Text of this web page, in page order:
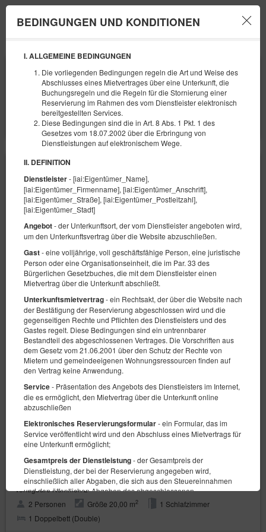
BEDINGUNGEN UND KONDITIONEN
I. ALLGEMEINE BEDINGUNGEN
Die vorliegenden Bedingungen regeln die Art und Weise des
Abschlusses eines Mietvertrages über eine Unterkunft, die
Buchungsregeln und die Regeln für die Stornierung einer
Reservierung im Rahmen des vom Dienstleister elektronisch
bereitgestellten Services.
Diese Bedingungen sind die in Art. 8 Abs. 1 Pkt. 1 des
Gesetzes vom 18.07.2002 über die Erbringung von
Dienstleistungen auf elektronischem Wege.
II. DEFINITION
Dienstleister- [iai:Eigentümer_Name],
[iai:Eigentümer_Firmenname], [iai:Eigentümer_Anschrift],
[iai:Eigentümer_Straße], [iai:Eigentümer_Postleitzahl],
[iai:Eigentümer_Stadt]
Angebot- der Unterkunftsort, der vom Dienstleister angeboten wird,
um den Unterkunftsvertrag über die Website abzuschließen.
Gast- eine volljährige, voll geschäftsfähige Person, eine juristische
Person oder eine Organisationseinheit, die im Par. 33 des
Bürgerlichen Gesetzbuches, die mit dem Dienstleister einen
Mietvertrag über die Unterkunft abschließt.
Unterkunftsmietvertrag- ein Rechtsakt, der über die Website nach
der Bestätigung der Reservierung abgeschlossen wird und die
gegenseitigen Rechte und Pflichten des Dienstleisters und des
Gastes regelt. Diese Bedingungen sind ein untrennbarer
Bestandteil des abgeschlossenen Vertrages. Die Vorschriften aus
dem Gesetz vom 21.06.2001 über den Schutz der Rechte von
Mietern und gemeindeeigenen Wohnungsressourcen finden auf
den Vertrag keine Anwendung.
Service- Präsentation des Angebots des Dienstleisters im Internet,
die es ermöglicht, den Mietvertrag über die Unterkunft online
abzuschließen
Elektronisches Reservierungsformular- ein Formular, das im
Service veröffentlicht wird und den Abschluss eines Mietvertrags für
eine Unterkunft ermöglicht;
Gesamtpreis der Dienstleistung- der Gesamtpreis der
Dienstleistung, der bei der Reservierung angegeben wird,
einschließlich aller Abgaben, die sich aus den Steuereinnahmen
und den öffentlichen Abgaben des abgeschlossenen
Unterkunftsvertrags ergeben
Datenschutzrichtlinie und Cookies
2026
08
2026
ANZAHL DER PERSONEN
FILTER
loft-Studio
Verfügbare Nummer: 2
2 Personen
Größe 20,00 m2
1 Schlafzimmer
1 Doppelbett (Double)